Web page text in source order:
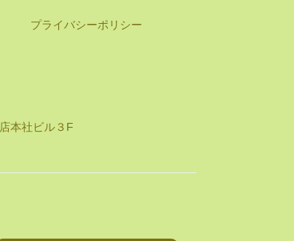
プライバシーポリシー
本社ビル３F